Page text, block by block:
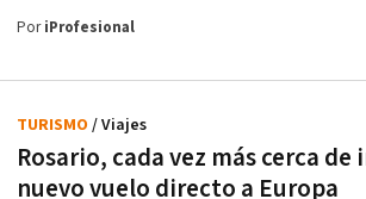
PoriProfesional
Rosario, cada vez más cerca de
nuevo vuelo directo a Europa
TURISMO / Viajes